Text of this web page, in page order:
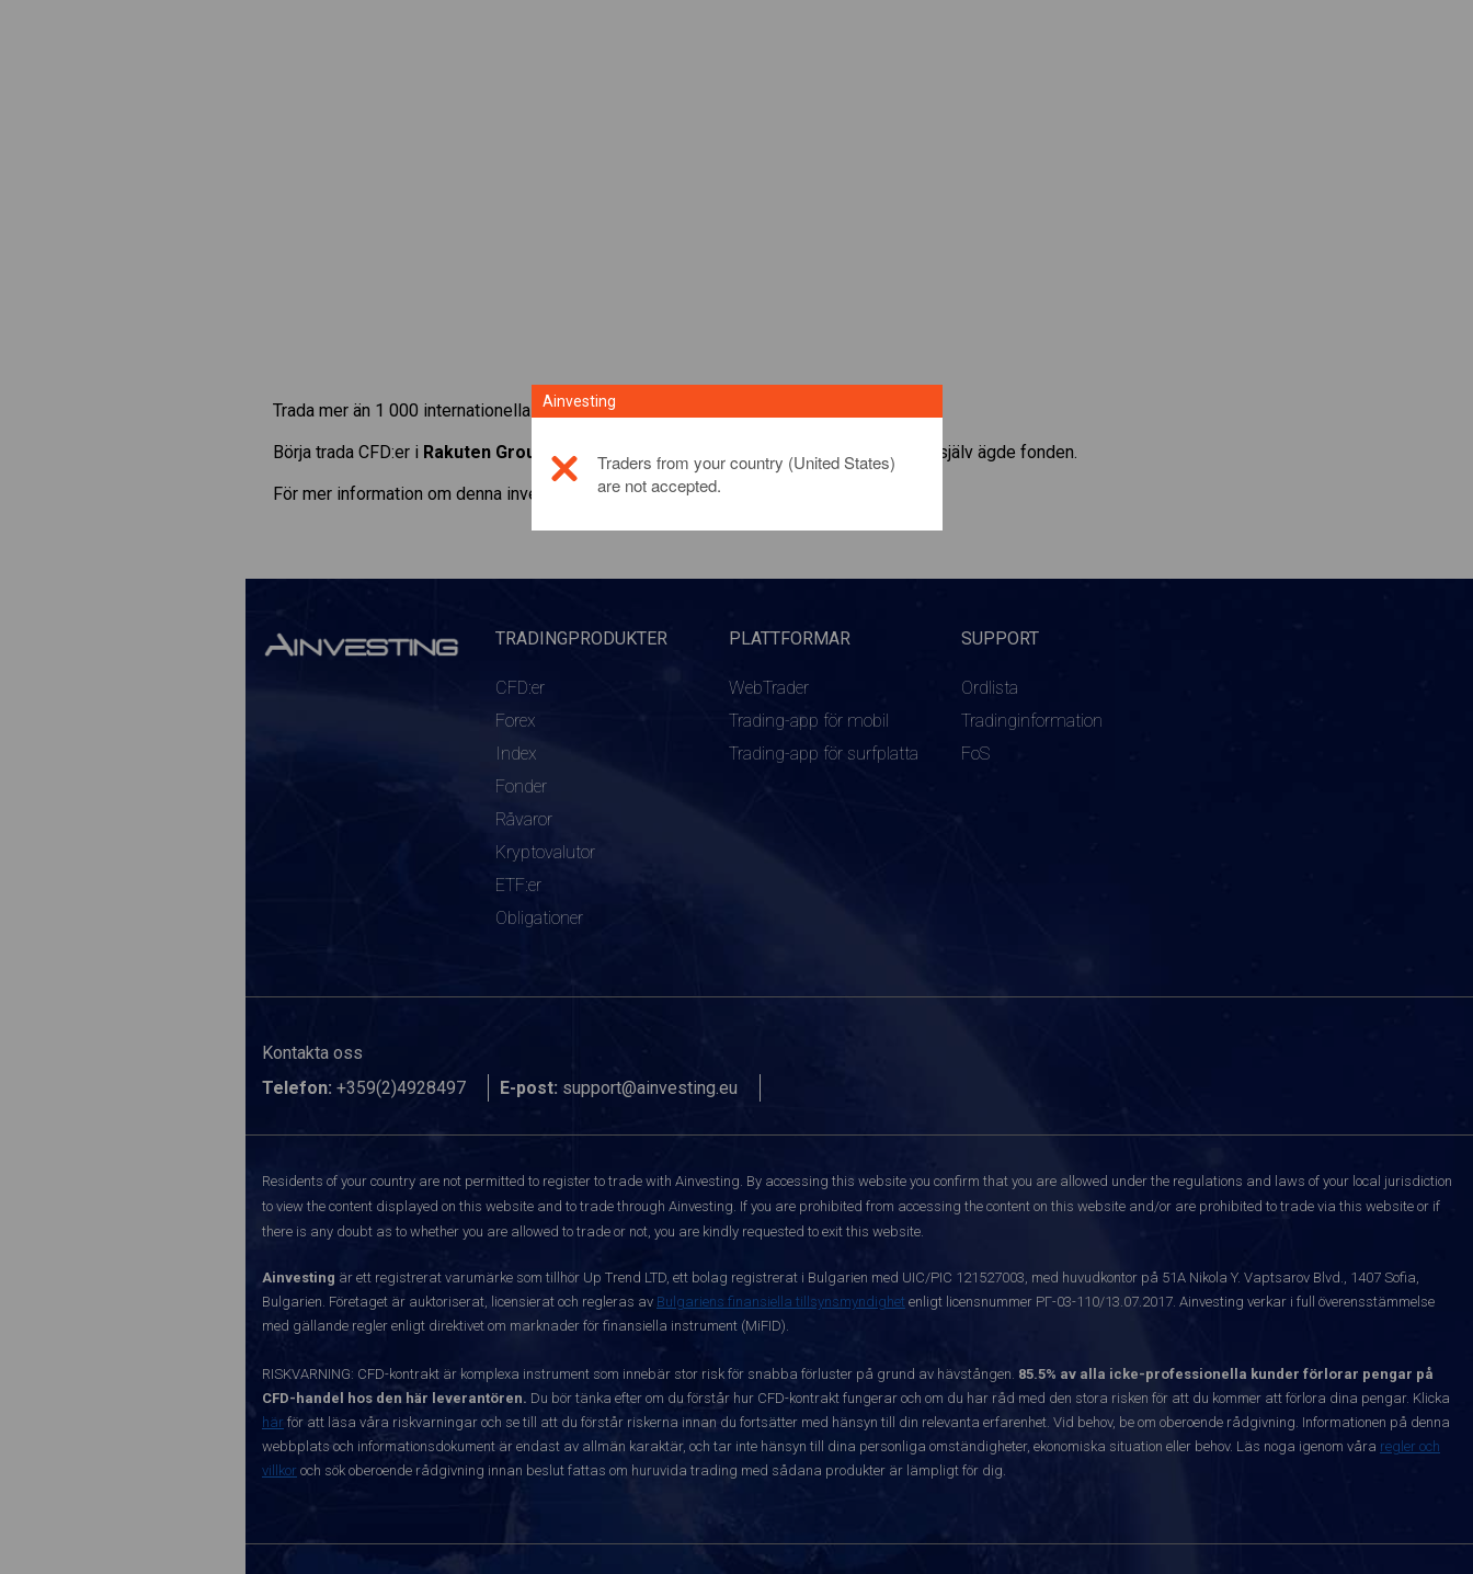
Trada mer än 1 000 internationella fonder med Ainvestings CFD-tradingplattform.
Börja trada CFD:er i Rakuten Group, Inc.
. Få kurser och utdelningar i realtid som om du själv ägde fonden.
För mer information om denna investeringsprodukt,klicka här
TRADINGPRODUKTER
CFD:er
Forex
Index
Fonder
Råvaror
Kryptovalutor
ETF:er
Obligationer
PLATTFORMAR
WebTrader
Trading-app för mobil
Trading-app för surfplatta
SUPPORT
Ordlista
Tradinginformation
FoS
Kontakta oss
Telefon: +359(2)4928497 E-post: support@ainvesting.eu
Residents of your country are not permitted to register to trade with Ainvesting. By accessing this website you confirm that you are allowed under the regulations and laws of your local jurisdiction
to view the content displayed on this website and to trade through Ainvesting. If you are prohibited from accessing the content on this website and/or are prohibited to trade via this website or if
there is any doubt as to whether you are allowed to trade or not, you are kindly requested to exit this website.
Ainvesting är ett registrerat varumärke som tillhör Up Trend LTD, ett bolag registrerat i Bulgarien med UIC/PIC 121527003, med huvudkontor på 51A Nikola Y. Vaptsarov Blvd., 1407 Sofia,
Bulgarien. Företaget är auktoriserat, licensierat och regleras av Bulgariens finansiella tillsynsmyndighet enligt licensnummer РГ-03-110/13.07.2017. Ainvesting verkar i full överensstämmelse
med gällande regler enligt direktivet om marknader för finansiella instrument (MiFID).
RISKVARNING: CFD-kontrakt är komplexa instrument som innebär stor risk för snabba förluster på grund av hävstången. 85.5% av alla icke-professionella kunder förlorar pengar på
CFD-handel hos den här leverantören. Du bör tänka efter om du förstår hur CFD-kontrakt fungerar och om du har råd med den stora risken för att du kommer att förlora dina pengar. Klicka
här för att läsa våra riskvarningar och se till att du förstår riskerna innan du fortsätter med hänsyn till din relevanta erfarenhet. Vid behov, be om oberoende rådgivning. Informationen på denna
webbplats och informationsdokument är endast av allmän karaktär, och tar inte hänsyn till dina personliga omständigheter, ekonomiska situation eller behov. Läs noga igenom våra regler och
villkor och sök oberoende rådgivning innan beslut fattas om huruvida trading med sådana produkter är lämpligt för dig.
Ainvesting
Traders from your country (United States)
are not accepted.